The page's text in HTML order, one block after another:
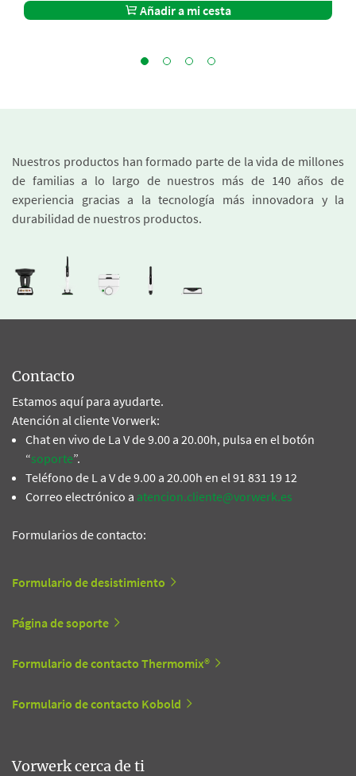
Añadir a mi cesta
Nuestros productos han formado parte de la vida de millones
de familias a lo largo de nuestros más de 140 años de
experiencia gracias a la tecnología más innovadora y la
durabilidad de nuestros productos.
Contacto
Estamos aquí para ayudarte.
Atención al cliente Vorwerk:
Chat en vivo de La V de 9.00 a 20.00h, pulsa en el botón
“soporte”.
Teléfono de L a V de 9.00 a 20.00h en el 91 831 19 12
Correo electrónico a atencion.cliente@vorwerk.es
Formularios de contacto:
Formulario de desistimiento
Página de soporte
Formulario de contacto Thermomix®
Formulario de contacto Kobold
Vorwerk cerca de ti